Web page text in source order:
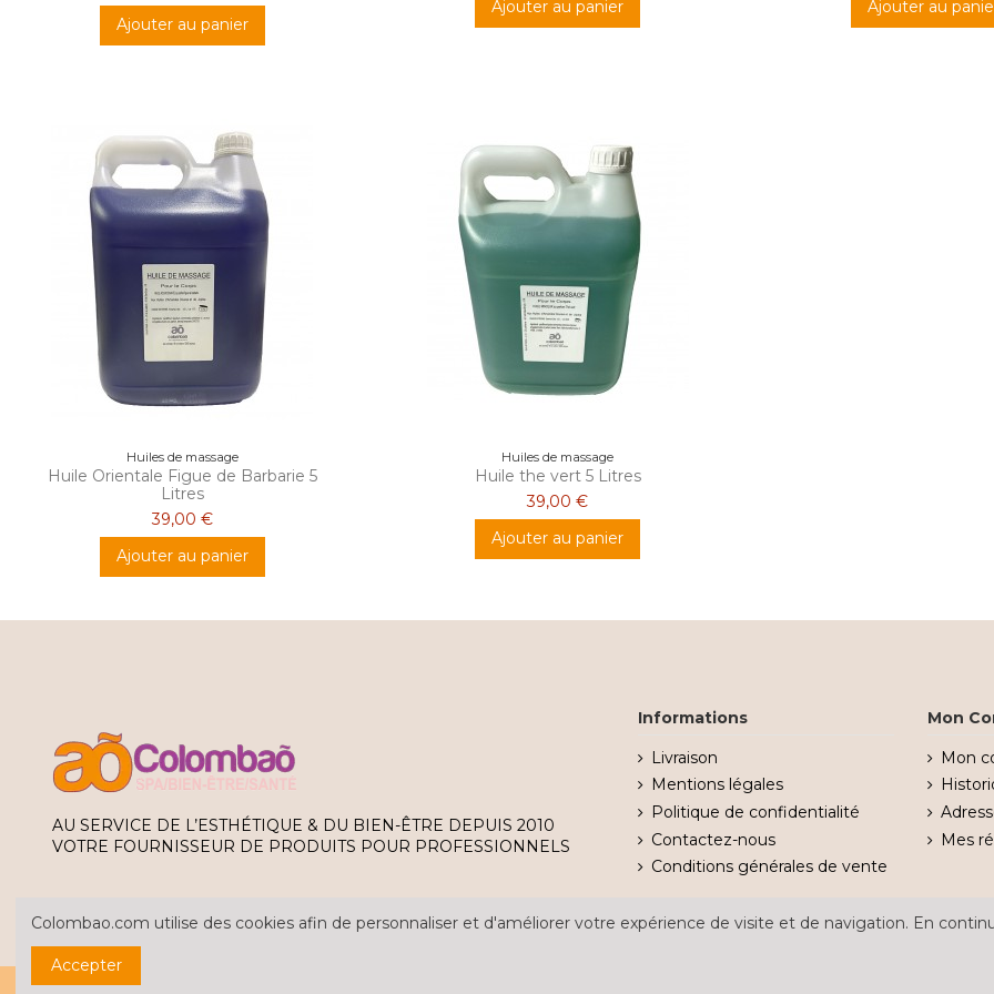
Ajouter au panier
Ajouter au panier
Ajouter au
Huiles de massage
Huile Orientale Figue de Barbarie 5
Litres
39,00 €
Ajouter au panier
Huiles de massage
Huile the vert 5 Litres
39,00 €
Ajouter au panier
AU SERVICE DE L’ESTHÉTIQUE & DU BIEN-ÊTRE DEPUIS 2010
VOTRE FOURNISSEUR DE PRODUITS POUR PROFESSIONNELS
Informations
Livraison
Mentions légales
Politique de confidentialité
Contactez-nous
Conditions générales de vente
Mon
Mon
Mes
Colombao.com utilise des cookies afin de personnaliser et d'améliorer votre expérience de visite et de navigation. En
Accepter